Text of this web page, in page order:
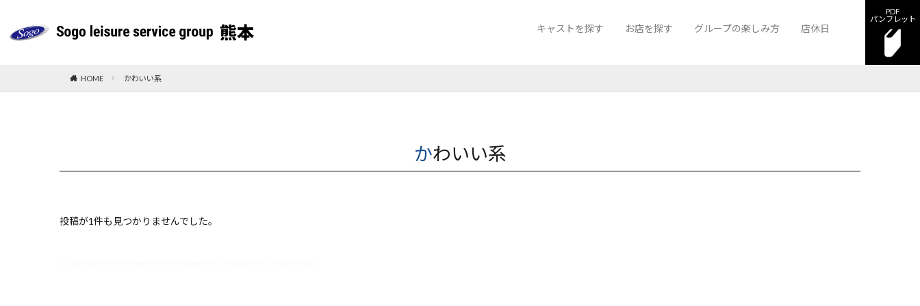
キャストを探す お店を探す グループの楽しみ方 店休日
PDF
パンフレット
HOME かわいい系
かわいい系
投稿が1件も見つかりませんでした。